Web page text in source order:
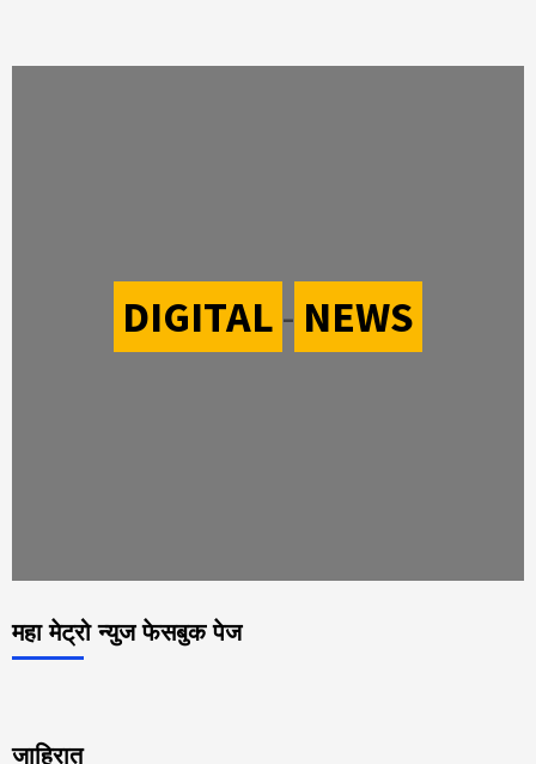
DIGITAL - NEWS
महा मेट्रो न्युज फेसबुक पेज
जाहिरात